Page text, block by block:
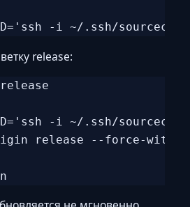
release:
-i ~/.ssh/
release --force-with-